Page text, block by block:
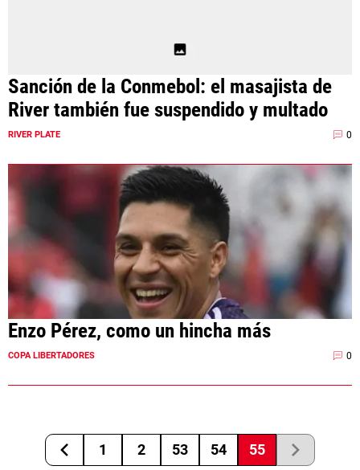
Sanción de la Conmebol: el masajista de
River también fue suspendido y multado
RIVER PLATE 0
Enzo Pérez, como un hincha más
COPA LIBERTADORES 0
1 2 53 54 55